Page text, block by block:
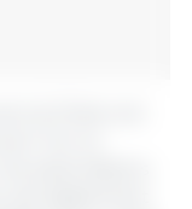
la Chine ont
Sur la
exportations
également